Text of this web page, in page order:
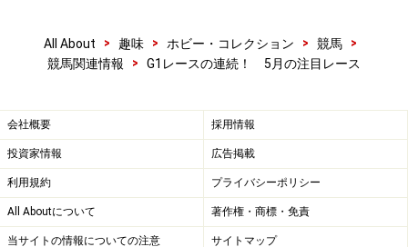
All About > 趣味 > ホビー・コレクション > 競馬
>
競馬関連情報
> G1レースの連続！ 5月の注目レース
会社概要 採用情報
投資家情報 広告掲載
利用規約 プライバシーポリシー
All Aboutについて 著作権・商標・免責
当サイトの情報についての注意 サイトマップ